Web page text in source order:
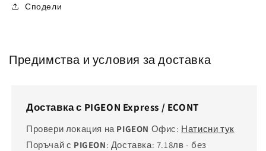
Сподели
Предимства и условия за доставка
Доставка с PIGEON Express / ECONT
Провери локация на PIGEON Офис: Натисни тук
Поръчай с PIGEON: Доставка: 7.18лв - без